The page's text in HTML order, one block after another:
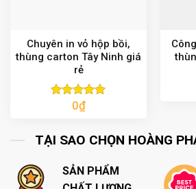
Chuyên in vỏ hộp bồi,
thùng carton Tây Ninh giá
rẻ
Được xếp
0₫
TẠI SAO CHỌN HOÀNG
SẢN PHẨM